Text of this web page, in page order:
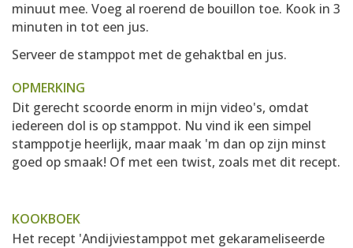
minuut mee. Voeg al roerend de bouillon toe. Kook in 3
minuten in tot een jus.
Serveer de stamppot met de gehaktbal en jus.
OPMERKING
Dit gerecht scoorde enorm in mijn video's, omdat
iedereen dol is op stamppot. Nu vind ik een simpel
stamppotje heerlijk, maar maak 'm dan op zijn minst
goed op smaak! Of met een twist, zoals met dit recept.
KOOKBOEK
Het recept 'Andijviestamppot met gekarameliseerde